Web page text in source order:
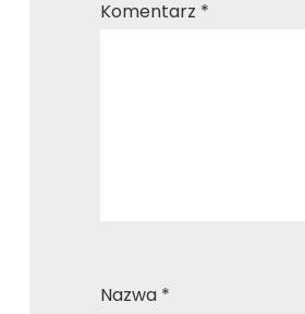
Komentarz *
Nazwa *